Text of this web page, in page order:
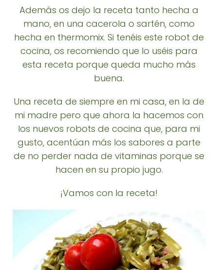
Además os dejo la receta tanto hecha a
mano, en una cacerola o sartén, como
hecha en thermomix. Si tenéis este robot de
cocina, os recomiendo que lo uséis para
esta receta porque queda mucho más
buena.
Una receta de siempre en mi casa, en la de
mi madre pero que ahora la hacemos con
los nuevos robots de cocina que, para mi
gusto, acentúan más los sabores a parte
de no perder nada de vitaminas porque se
hacen en su propio jugo.
¡Vamos con la receta!